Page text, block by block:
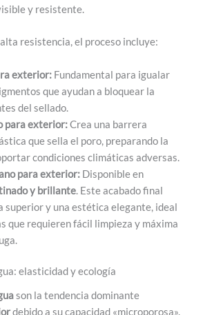
y resistente.
resistencia, el proceso incluye:
exterior: Fundamental para igualar
que ayudan a bloquear la
del sellado.
para exterior:Crea una barrera
que sella el poro, preparando la
condiciones climáticas adversas.
para exterior: Disponible en
y brillante. Este acabado final
superior y una estética elegante, ideal
que requieren fácil limpieza y máxima
elasticidad y ecología
son la tendencia dominante
debido a su capacidad «microporosa».